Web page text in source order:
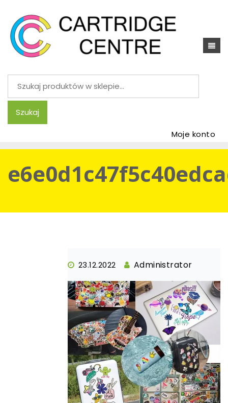
Szukaj:
Szukaj
Moje konto
23.12.2022 Administrator